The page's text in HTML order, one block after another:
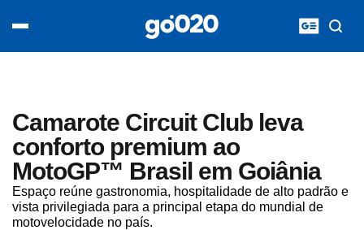
Camarote Circuit Club leva
conforto premium ao
MotoGP™ Brasil em Goiânia
Espaço reúne gastronomia, hospitalidade de alto padrão e
vista privilegiada para a principal etapa do mundial de
motovelocidade no país.
acontece agora
entretenimento
vídeos
pod020